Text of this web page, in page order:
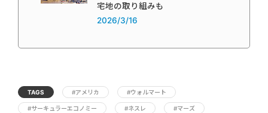
宅地の取り組みも
2026/3/16
TAGS #アメリカ #ウォルマート
#サーキュラーエコノミー #ネスレ #マーズ